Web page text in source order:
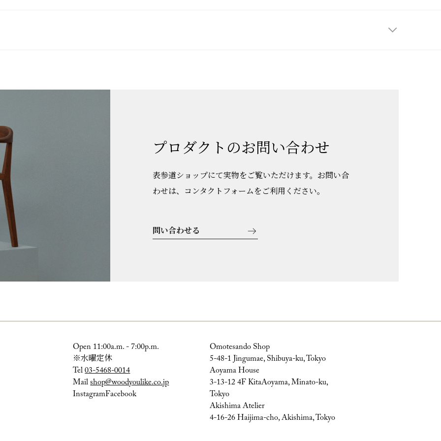
プロダクトのお問い合わせ
表参道ショップにて実物をご覧いただけます。お問い合
わせは、コンタクトフォームをご利用ください。
問い合わせる
Open 11:00a.m. - 7:00p.m.
※水曜定休
Tel03-5468-0014
Mailshop@woodyoulike.co.jp
InstagramFacebook
Omotesando Shop
5-48-1 Jingumae, Shibuya-ku, Tokyo
Aoyama House
3-13-12 4F KitaAoyama, Minato-ku,
Tokyo
Akishima Atelier
4-16-26 Haijima-cho, Akishima, Tokyo